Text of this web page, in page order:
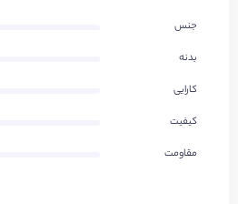
جنس
بدنه
کارایی
کیفیت
مقاومت